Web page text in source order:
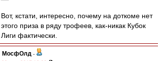
Вот, кстати, интересно, почему на доткоме нет
этого приза в ряду трофеев, как-никак Кубок
Лиги фактически.
МосфОлд -